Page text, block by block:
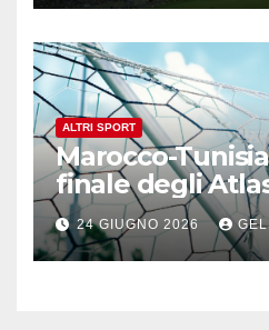
ALTRI SPORT
Marocco-
finale degli
24 GIUGNO 2026